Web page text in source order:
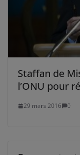
Staffan de
l’ONU pour
29 mars 2016 0